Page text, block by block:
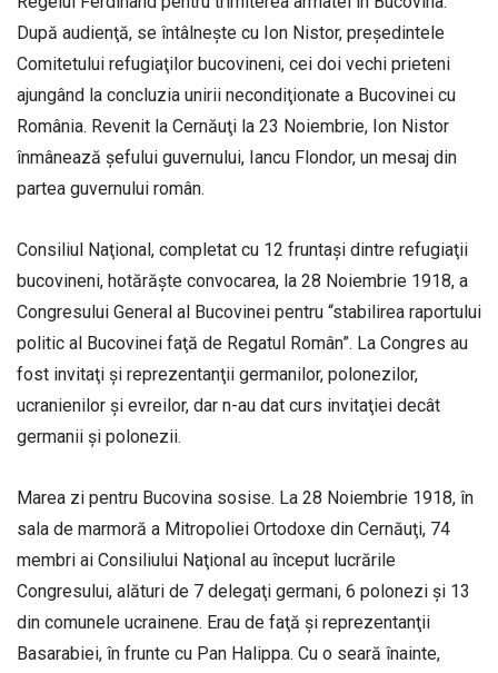
După audienţă, se întâlneşte cu Ion Nistor, preşedintele
Comitetului refugiaţilor bucovineni, cei doi vechi prieteni
ajungând la concluzia unirii necondiţionate a Bucovinei cu
România. Revenit la Cernăuţi la 23 Noiembrie, Ion Nistor
înmânează şefului guvernului, Iancu Flondor, un mesaj din
partea guvernului român.
Consiliul Naţional, completat cu 12 fruntaşi dintre refugiaţii
bucovineni, hotărăşte convocarea, la 28 Noiembrie 1918, a
Congresului General al Bucovinei pentru “stabilirea raportului
politic al Bucovinei faţă de Regatul Român”. La Congres au
fost invitaţi şi reprezentanţii germanilor, polonezilor,
ucranienilor şi evreilor, dar n-au dat curs invitaţiei decât
germanii şi polonezii.
Marea zi pentru Bucovina sosise. La 28 Noiembrie 1918, în
sala de marmoră a Mitropoliei Ortodoxe din Cernăuţi, 74
membri ai Consiliului Naţional au început lucrările
Congresului, alături de 7 delegaţi germani, 6 polonezi şi 13
din comunele ucrainene. Erau de faţă şi reprezentanţii
Basarabiei, în frunte cu Pan Halippa. Cu o seară înainte,